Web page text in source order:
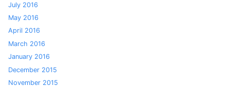
July 2016
May 2016
April 2016
March 2016
January 2016
December 2015
November 2015